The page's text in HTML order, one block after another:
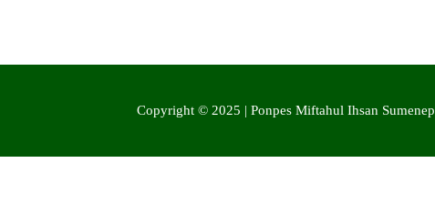
Copyright © 2025 | Ponpes Miftahul Ihsan Sumenep